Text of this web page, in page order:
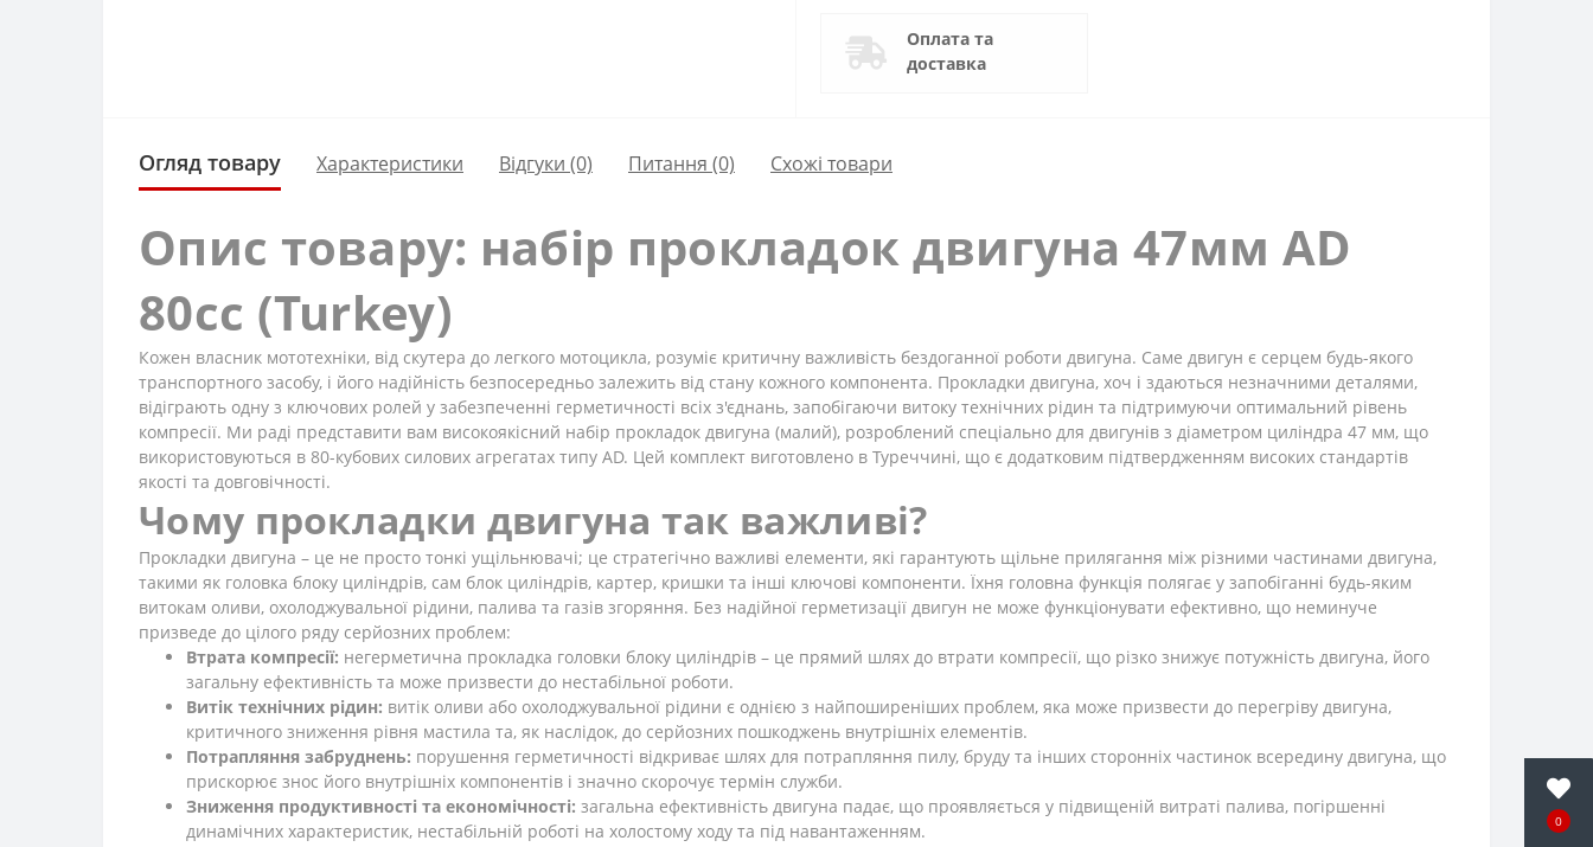
0
Оплата та
доставка
Огляд товару Характеристики Відгуки (0) Питання (0) Схожі товари
Опис товару: набір прокладок двигуна 47мм AD
80сс (Turkey)
Кожен власник мототехніки, від скутера до легкого мотоцикла, розуміє критичну важливість бездоганної роботи двигуна. Саме двигун є серцем будь-якого
транспортного засобу, і його надійність безпосередньо залежить від стану кожного компонента. Прокладки двигуна, хоч і здаються незначними деталями,
відіграють одну з ключових ролей у забезпеченні герметичності всіх з'єднань, запобігаючи витоку технічних рідин та підтримуючи оптимальний рівень
компресії. Ми раді представити вам високоякісний набір прокладок двигуна (малий), розроблений спеціально для двигунів з діаметром циліндра 47 мм, що
використовуються в 80-кубових силових агрегатах типу AD. Цей комплект виготовлено в Туреччині, що є додатковим підтвердженням високих стандартів
якості та довговічності.
Чому прокладки двигуна так важливі?
Прокладки двигуна – це не просто тонкі ущільнювачі; це стратегічно важливі елементи, які гарантують щільне прилягання між різними частинами двигуна,
такими як головка блоку циліндрів, сам блок циліндрів, картер, кришки та інші ключові компоненти. Їхня головна функція полягає у запобіганні будь-яким
витокам оливи, охолоджувальної рідини, палива та газів згоряння. Без надійної герметизації двигун не може функціонувати ефективно, що неминуче
призведе до цілого ряду серйозних проблем:
Втрата компресії: негерметична прокладка головки блоку циліндрів – це прямий шлях до втрати компресії, що різко знижує потужність двигуна, його
загальну ефективність та може призвести до нестабільної роботи.
Витік технічних рідин: витік оливи або охолоджувальної рідини є однією з найпоширеніших проблем, яка може призвести до перегріву двигуна,
критичного зниження рівня мастила та, як наслідок, до серйозних пошкоджень внутрішніх елементів.
Потрапляння забруднень: порушення герметичності відкриває шлях для потрапляння пилу, бруду та інших сторонніх частинок всередину двигуна, що
прискорює знос його внутрішніх компонентів і значно скорочує термін служби.
Зниження продуктивності та економічності: загальна ефективність двигуна падає, що проявляється у підвищеній витраті палива, погіршенні
динамічних характеристик, нестабільній роботі на холостому ходу та під навантаженням.